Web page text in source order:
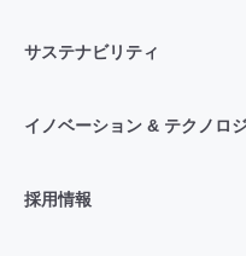
サステナビリティ
イノベーション & テクノロ
採用情報